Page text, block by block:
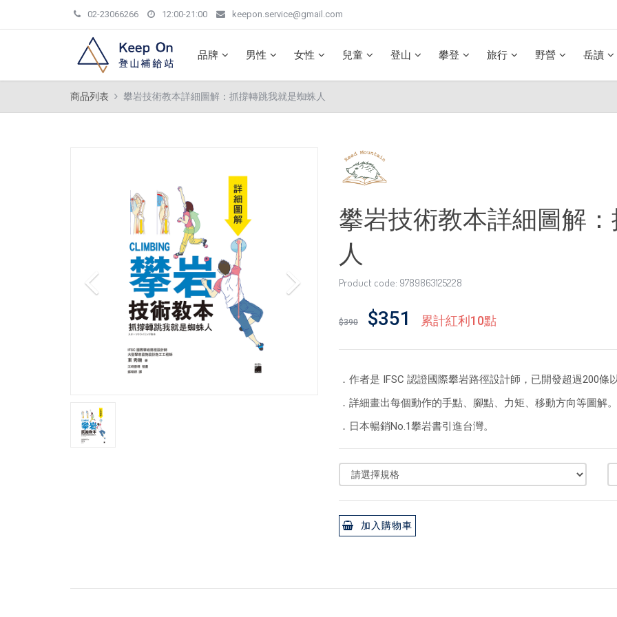
02-23066266 12:00-21:00 keepon.service@gmail.com
品牌 男性 女性 兒童 登山 攀登 旅行 野營 岳讀
商品列表 攀岩技術教本詳細圖解：抓撐轉跳我就是蜘蛛人
攀岩技術教本詳細圖解
人
Product code: 9789863125228
$390 $351 累計紅利10點
．作者是 IFSC 認證國際攀岩路徑設計師，已開發超過200條
．詳細畫出每個動作的手點、腳點、力矩、移動方向等圖解。
．日本暢銷No.1攀岩書引進台灣。
加入購物車